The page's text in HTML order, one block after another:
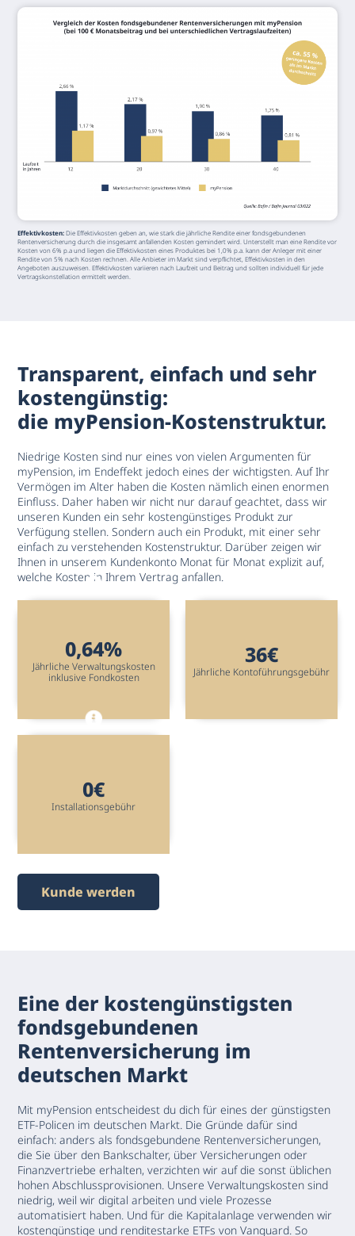
Effektivkosten:Die Effektivkosten geben an, wie stark die jährliche Rendite einer fondsgebundenen
Rentenversicherung durch die insgesamt anfallenden Kosten gemindert wird. Unterstellt man eine Rendite vor
Kosten von 6% p.a und liegen die Effektivkosten eines Produktes bei 1,0% p.a. kann der Anleger mit einer
Rendite von 5% nach Kosten rechnen. Alle Anbieter im Markt sind verpflichtet, Effektivkosten in den
Angeboten auszuweisen. Effektivkosten variieren nach Laufzeit und Beitrag und sollten individuell für jede
Vertragskonstellation ermittelt werden.
Transparent, einfach und sehr
kostengünstig:
die myPension-Kostenstruktur.
Niedrige Kosten sind nur eines von vielen Argumenten für
myPension, im Endeffekt jedoch eines der wichtigsten. Auf Ihr
Vermögen im Alter haben die Kosten nämlich einen enormen
Einfluss. Daher haben wir nicht nur darauf geachtet, dass wir
unseren Kunden ein sehr kostengünstiges Produkt zur
Verfügung stellen. Sondern auch ein Produkt, mit einer sehr
einfach zu verstehenden Kostenstruktur. Darüber zeigen wir
Ihnen in unserem Kundenkonto Monat für Monat explizit auf,
welche Kosten in Ihrem Vertrag anfallen.
0,64%
Jährliche Verwaltungskosten
inklusive Fondkosten
36€
Jährliche Kontoführungsgebühr
0€
Installationsgebühr
Kunde werden
Eine der kostengünstigsten
fondsgebundenen
Rentenversicherung im
deutschen Markt
Mit myPension entscheidest du dich für eines der günstigsten
ETF-Policen im deutschen Markt. Die Gründe dafür sind
einfach: anders als fondsgebundene Rentenversicherungen,
die Sie über den Bankschalter, über Versicherungen oder
Finanzvertriebe erhalten, verzichten wir auf die sonst üblichen
hohen Abschlussprovisionen. Unsere Verwaltungskosten sind
niedrig, weil wir digital arbeiten und viele Prozesse
automatisiert haben. Und für die Kapitalanlage verwenden wir
kostengünstige und renditestarke ETFs von Vanguard. So